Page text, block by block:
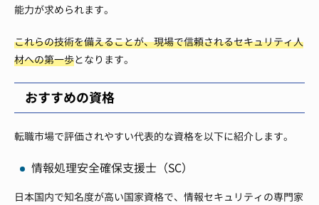
能力が求められます。
これらの技術を備えることが、現場で信頼されるセキュリティ人
材への第一歩となります。
おすすめの資格
転職市場で評価されやすい代表的な資格を以下に紹介します。
情報処理安全確保支援士（SC）
日本国内で知名度が高い国家資格で、情報セキュリティの専門家